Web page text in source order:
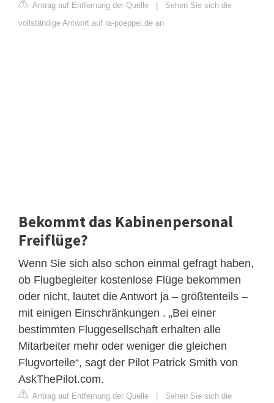
Antrag auf Entfernung der Quelle
Sehen Sie sich die
vollständige Antwort auf ra-poeppel.de an
Bekommt das Kabinenpersonal
Freiflüge?
Wenn Sie sich also schon einmal gefragt haben,
ob Flugbegleiter kostenlose Flüge bekommen
oder nicht, lautet die Antwort ja – größtenteils –
mit einigen Einschränkungen . „Bei einer
bestimmten Fluggesellschaft erhalten alle
Mitarbeiter mehr oder weniger die gleichen
Flugvorteile“, sagt der Pilot Patrick Smith von
AskThePilot.com.
Antrag auf Entfernung der Quelle
Sehen Sie sich die